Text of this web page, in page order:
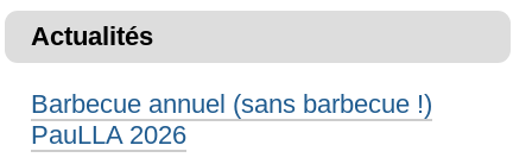
Actualités
Barbecue annuel (sans barbecue !)
PauLLA 2026